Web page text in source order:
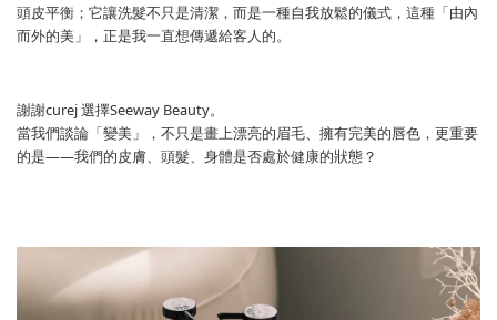
頭皮平衡；它讓洗髮不只是清潔，而是一種自我放鬆的儀式，這種「由內
而外的美」，正是我一直想傳遞給客人的。
謝謝curej 選擇Seeway Beauty。
當我們談論「變美」，不只是畫上漂亮的眉毛、擁有完美的唇色，更重要
的是——我們的皮膚、頭髮、身體是否處於健康的狀態？